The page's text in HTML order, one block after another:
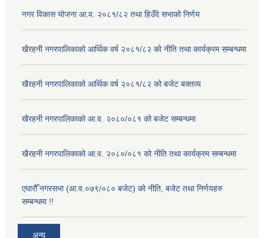
नगर विकास योजना आ.व. २०८१/८२ तथा हिउँदे सभाको निर्णय
खैरहनी नगरपालिकाको आर्थिक वर्ष २०८१/८२ को नीति तथा कार्यक्रम सम्बन्धमा
खैरहनी नगरपालिकाको आर्थिक वर्ष २०८१/८२ को बजेट बक्तव्य
खैरहनी नगरपालिकाको आ.व. २०८०/०८१ को बजेट सम्बन्धमा
खैरहनी नगरपालिकाको आ.व. २०८०/०८१ को नीति तथा कार्यक्रम सम्बन्धमा
एघारौँ नगरसभा (आ.व.०७९/०८० बजेट) को नीति, बजेट तथा निर्णयहरु
सम्बन्धमा !!
अन्य